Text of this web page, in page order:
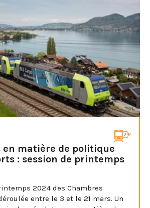
en matière de politique
: session de printemps
2024 des Chambres
entre le 3 et le 21 mars. Un